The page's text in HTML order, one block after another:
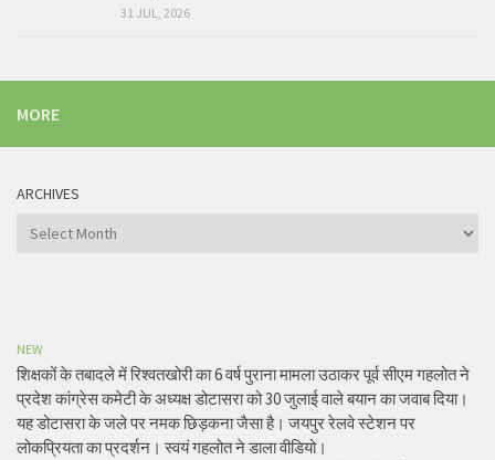
31 JUL, 2026
MORE
ARCHIVES
Archives
NEW
शिक्षकों के तबादले में रिश्वतखोरी का 6 वर्ष पुराना मामला उठाकर पूर्व सीएम गहलोत ने
प्रदेश कांग्रेस कमेटी के अध्यक्ष डोटासरा को 30 जुलाई वाले बयान का जवाब दिया।
यह डोटासरा के जले पर नमक छिड़कना जैसा है। जयपुर रेलवे स्टेशन पर
लोकप्रियता का प्रदर्शन। स्वयं गहलोत ने डाला वीडियो।